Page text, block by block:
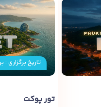
تاریخ برگزاری :
تور پوکت